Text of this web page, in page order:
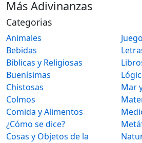
Más Adivinanzas
Categorias
Animales
Bebidas
Bíblicas y Religiosas
Buenísimas
Chistosas
Colmos
Comida y Alimentos
¿Cómo se dice?
Cosas y Objetos de la
Mar